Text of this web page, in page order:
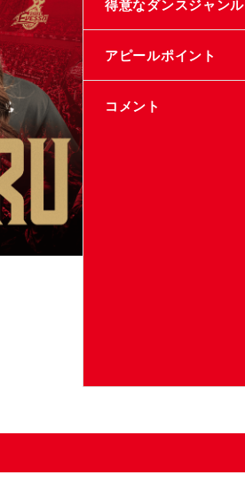
得意なダンスジャンル
アピールポイント
コメント